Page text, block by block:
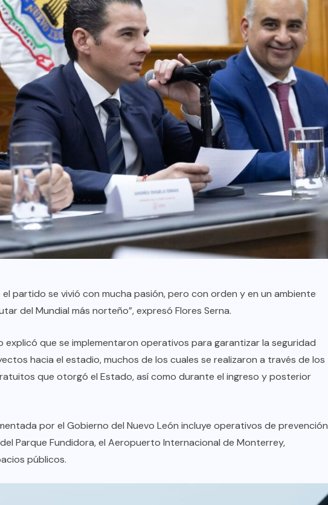
partido se vivió con mucha pasión, pero con orden y en un ambiente
del Mundial más norteño”, expresó Flores Serna.
explicó que se implementaron operativos para garantizar la seguridad
hacia el estadio, muchos de los cuales se realizaron a través de los
que otorgó el Estado, así como durante el ingreso y posterior
por el Gobierno del Nuevo León incluye operativos de prevención
Parque Fundidora, el Aeropuerto Internacional de Monterrey,
públicos.